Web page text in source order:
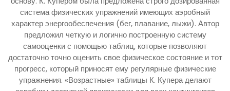
система физических упражнений имеющих аэробный
характер энергообеспечения (бег, плавание, лыжи). Автор
предложил четкую и логично построенную систему
самооценки с помощью таблиц, которые позволяют
достаточно точно оценить свое физическое состояние и тот
прогресс, который приносят ему регулярные физические
упражнения. «Возрастные» таблицы К. Купера делают